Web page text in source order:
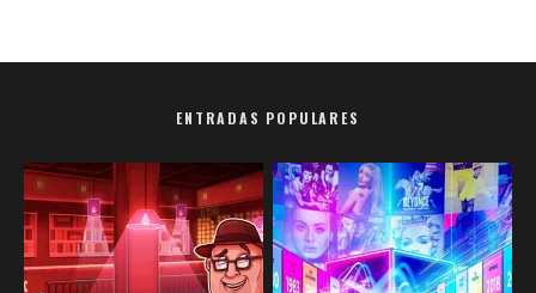
ENTRADAS POPULARES